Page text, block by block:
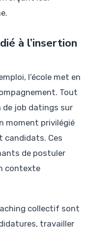
à l’insertion
l’école met en
Tout
de job datings sur
moment privilégié
candidats. Ces
de postuler
contexte
collectif sont
travailler